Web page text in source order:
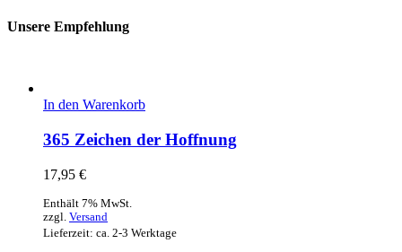
Unsere Empfehlung
In den Warenkorb
365 Zeichen der Hoffnung
17,95 €
Enthält 7% MwSt.
zzgl. Versand
Lieferzeit: ca. 2-3 Werktage